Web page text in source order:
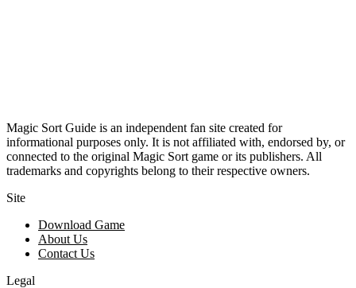
Magic Sort Guide is an independent fan site created for
informational purposes only. It is not affiliated with, endorsed by, or
connected to the original Magic Sort game or its publishers. All
trademarks and copyrights belong to their respective owners.
Site
Download Game
About Us
Contact Us
Legal